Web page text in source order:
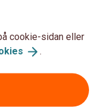
kort genom att
med Mobilt
Samsung Pay
Du kan
till Samsung Pay.
cookie-sidan eller
.